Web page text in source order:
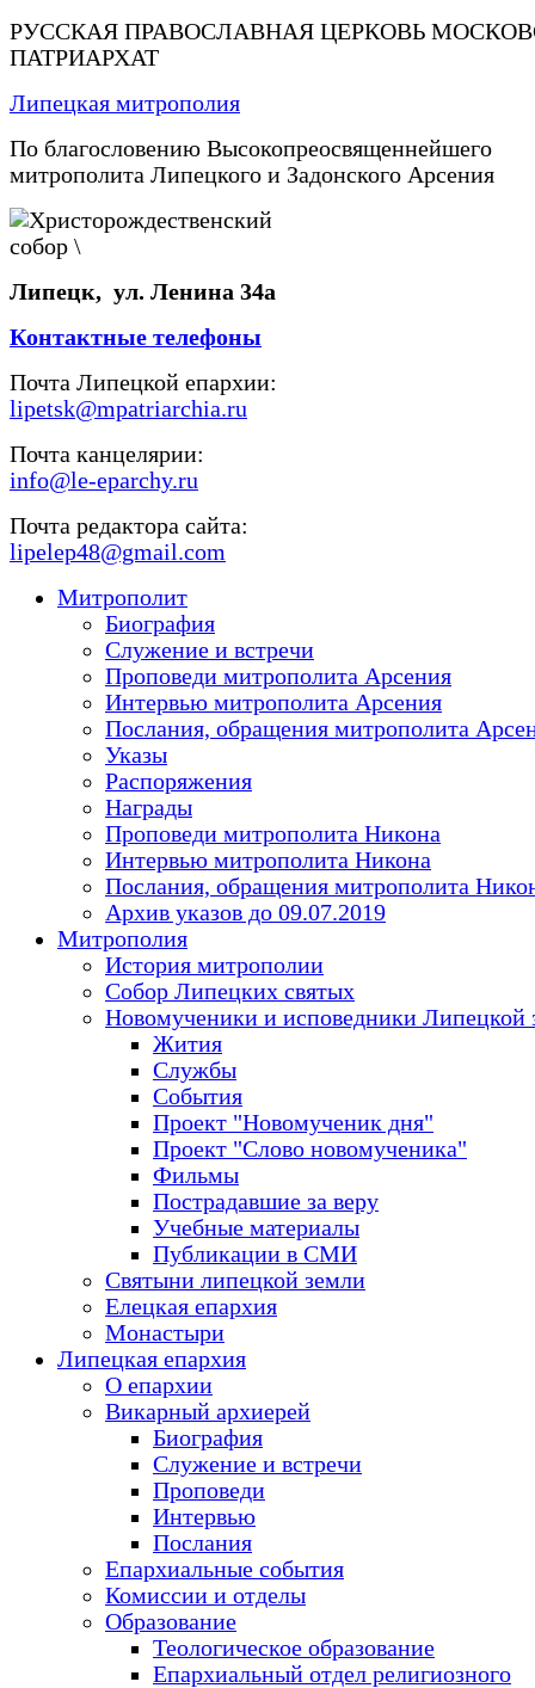
РУССКАЯ ПРАВОСЛАВНАЯ ЦЕРКОВЬ
ПАТРИАРХАТ
Липецкая митрополия
По благословению Высокопреосвященнейшего
митрополита Липецкого и Задонского Арсения
Липецк, ул. Ленина 34а
Контактные телефоны
Почта Липецкой епархии:
lipetsk@mpatriarchia.ru
Почта канцелярии:
info@le-eparchy.ru
Почта редактора сайта:
lipelep48@gmail.com
Митрополит
Биография
Служение и встречи
Проповеди митрополита Арсения
Интервью митрополита Арсения
Послания, обращения митрополита
Указы
Распоряжения
Награды
Проповеди митрополита Никона
Интервью митрополита Никона
Послания, обращения митрополита
Архив указов до 09.07.2019
Митрополия
История митрополии
Собор Липецких святых
Новомученики и исповедники Липецкой
Жития
Службы
События
Проект "Новомученик дня"
Проект "Слово новомученика"
Фильмы
Пострадавшие за веру
Учебные материалы
Публикации в СМИ
Святыни липецкой земли
Елецкая епархия
Монастыри
Липецкая епархия
О епархии
Викарный архиерей
Биография
Служение и встречи
Проповеди
Интервью
Послания
Епархиальные события
Комиссии и отделы
Образование
Теологическое образование
Епархиальный отдел религиозного